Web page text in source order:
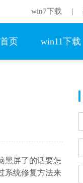
win7下载
首页 win11下载
黑屏了的话要怎
系统修复方法来